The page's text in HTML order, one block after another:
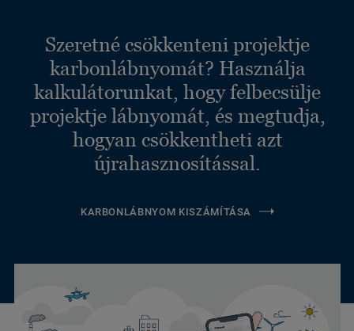
Szeretné csökkenteni projektje
karbonlábnyomát? Használja
kalkulátorunkat, hogy felbecsülje
projektje lábnyomát, és megtudja,
hogyan csökkentheti azt
újrahasznosítással.
KARBONLÁBNYOM KISZÁMÍTÁSA